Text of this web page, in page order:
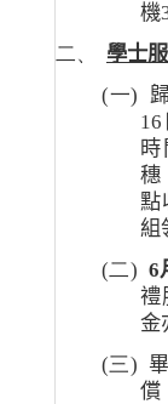
機
二、
學士
(一)
16
穗
點
組
(二) 6
禮
金
(三)
償